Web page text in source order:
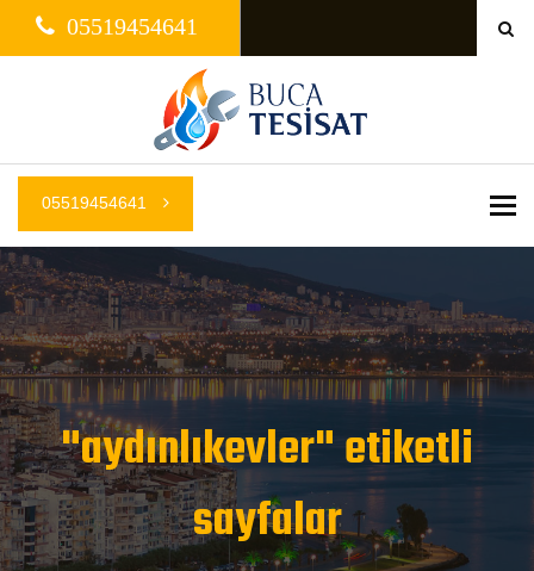
05519454641
05519454641
"aydınlıkevler" etiketli
sayfalar